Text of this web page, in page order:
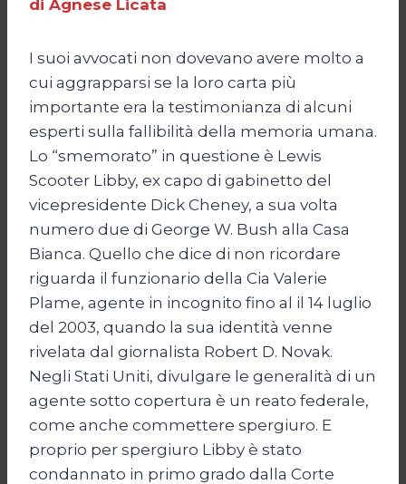
di Agnese Licata
I suoi avvocati non dovevano avere molto a
cui aggrapparsi se la loro carta più
importante era la testimonianza di alcuni
esperti sulla fallibilità della memoria umana.
Lo “smemorato” in questione è Lewis
Scooter Libby, ex capo di gabinetto del
vicepresidente Dick Cheney, a sua volta
numero due di George W. Bush alla Casa
Bianca. Quello che dice di non ricordare
riguarda il funzionario della Cia Valerie
Plame, agente in incognito fino al il 14 luglio
del 2003, quando la sua identità venne
rivelata dal giornalista Robert D. Novak.
Negli Stati Uniti, divulgare le generalità di un
agente sotto copertura è un reato federale,
come anche commettere spergiuro. E
proprio per spergiuro Libby è stato
condannato in primo grado dalla Corte